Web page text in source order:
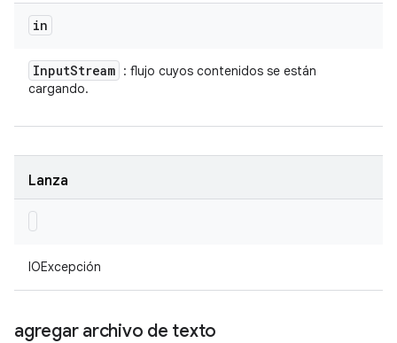
in
InputStream : flujo cuyos contenidos se están
cargando.
Lanza
IOExcepción
agregar archivo de texto